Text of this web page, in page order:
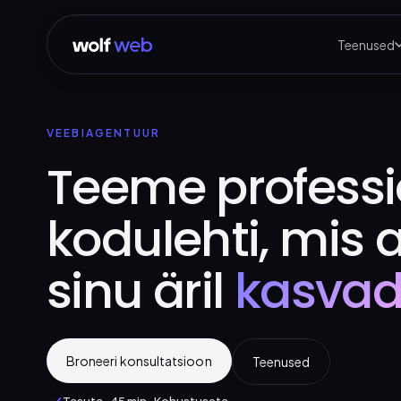
Teenused
VEEBIAGENTUUR
Teeme
kodulehti, mis
sinu äril
Broneeri konsultatsioon Teenused